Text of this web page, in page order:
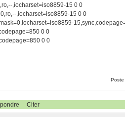
,iocharset=iso8859-15 0 0
,iocharset=iso8859-15 0 0
0 0
0 0
Citer